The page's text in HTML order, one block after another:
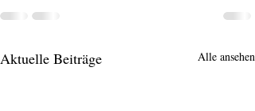
Aktuelle Beiträge Alle ansehen